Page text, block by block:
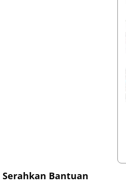
Bantuan